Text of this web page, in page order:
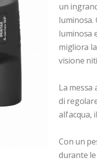
un
luminosa.
luminosa
migliora
visione
La messa
di
all'acqua,
Con un
durante